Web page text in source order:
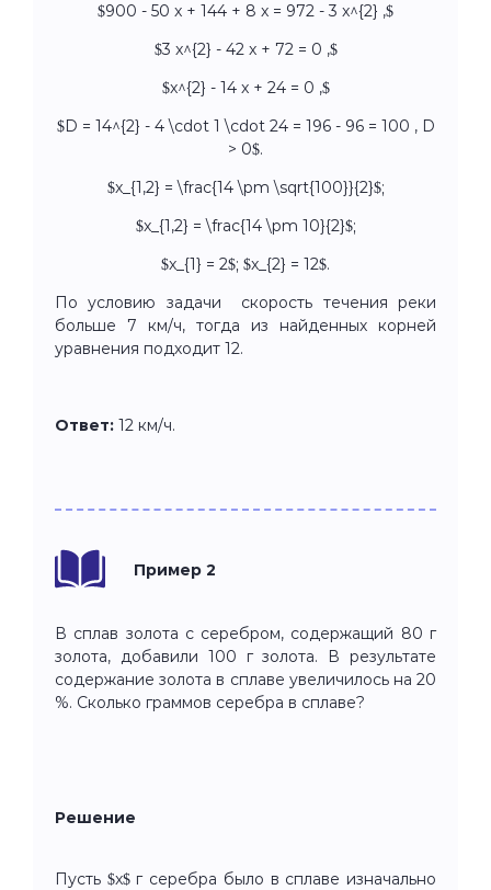
$900 - 50 x + 144 + 8 x = 972 - 3 x^{2} ,$
$3 x^{2} - 42 x + 72 = 0 ,$
$x^{2} - 14 x + 24 = 0 ,$
$D = 14^{2} - 4 \cdot 1 \cdot 24 = 196 - 96 = 100 , D
> 0$.
$x_{1,2} = \frac{14 \pm \sqrt{100}}{2}$;
$x_{1,2} = \frac{14 \pm 10}{2}$;
$x_{1} = 2$; $x_{2} = 12$.
По условию задачи скорость течения реки
больше 7 км/ч, тогда из найденных корней
уравнения подходит 12.
Ответ: 12 км/ч.
Пример 2
В сплав золота с серебром, содержащий 80 г
золота, добавили 100 г золота. В результате
содержание золота в сплаве увеличилось на 20
%. Сколько граммов серебра в сплаве?
Решение
Пусть $x$ г серебра было в сплаве изначально